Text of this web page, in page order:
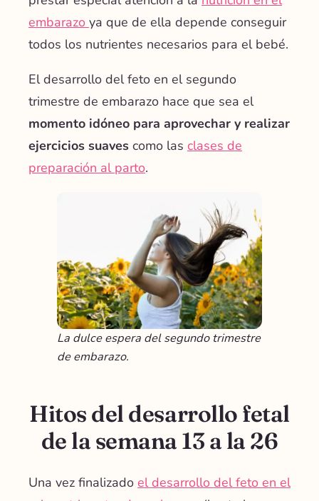
embarazo ya que de ella depende conseguir
todos los nutrientes necesarios para el bebé.
El desarrollo del feto en el segundo
trimestre de embarazo hace que sea el
momento idóneo para aprovechar y realizar
ejercicios suaves como las clases de
preparación al parto.
La dulce espera del segundo trimestre
de embarazo.
Hitos del desarrollo fetal
de la semana 13 a la 26
Una vez finalizado el desarrollo del feto en el